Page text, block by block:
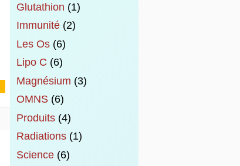
Glutathion (1)
Immunité(2)
Les Os(6)
Lipo C (6)
Magnésium (3)
OMNS(6)
Produits(4)
Radiations(1)
Science(6)